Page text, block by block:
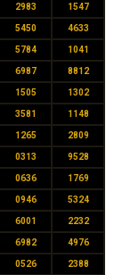
2983 1547
5450 4633
5784 1041
6987 8812
1505 1302
3581 1148
1265 2809
0313 9528
0636 1769
0946 5324
6001 2232
6982 4976
0526 2388